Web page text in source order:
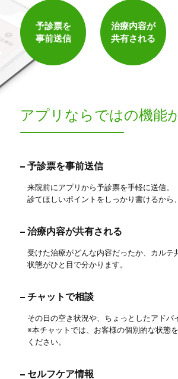
予診票を
事前送信
治療内容が
共有される
アプリならではの機能
予診票を事前送信
来院前にアプリから予診票を手軽に送信。
診てほしいポイントをしっかり書けるから
治療内容が共有される
受けた治療がどんな内容だったか、カル
状態がひと目で分かります。
チャットで相談
その日の空き状況や、ちょっとしたアドバ
※本チャットでは、お客様の個別的な状態
ください。
セルフケア情報